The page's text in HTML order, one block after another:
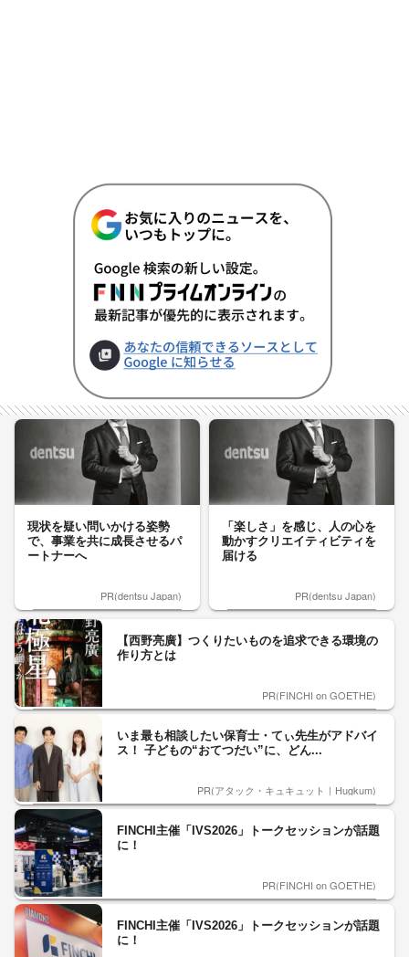
現状を疑い問いかける姿勢
で、事業を共に成長させるパ
ートナーへ
PR(dentsu Japan)
「楽しさ」を感じ、人の心を
動かすクリエイティビティを
届ける
PR(dentsu Japan)
【西野亮廣】つくりたいものを追求できる環境の
作り方とは
PR(FINCHI on GOETHE)
いま最も相談したい保育士・てぃ先生がアドバイ
ス！ 子どもの“おてつだい”に、どん...
PR(アタック・キュキュット｜Hugkum)
FINCHI主催「IVS2026」トークセッションが話題
に！
PR(FINCHI on GOETHE)
FINCHI主催「IVS2026」トークセッションが話題
に！